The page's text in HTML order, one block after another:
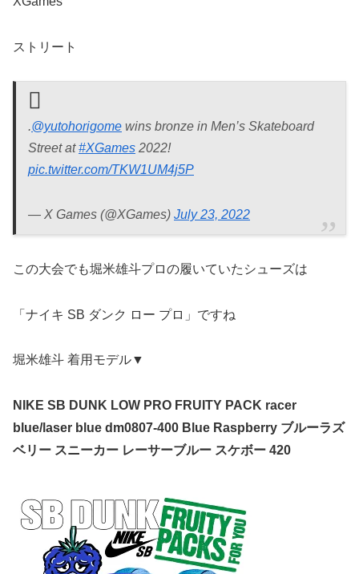
ストリート
.@yutohorigome wins bronze in Men’s Skateboard
Street at#XGames 2022!
pic.twitter.com/TKW1UM4j5P
— X Games (@XGames) July 23, 2022
この大会でも堀米雄斗プロの履いていたシューズは
「ナイキ SB ダンク ロー プロ」ですね
堀米雄斗 着用モデル▼
NIKE SB DUNK LOW PRO FRUITY PACK racer
blue/laser blue dm0807-400 Blue Raspberry ブルーラズ
ベリー スニーカー レーサーブルー スケボー 420